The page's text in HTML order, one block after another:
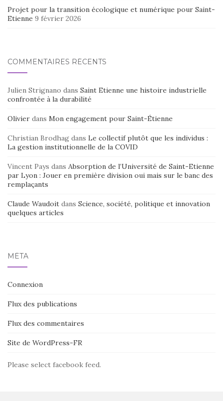
Projet pour la transition écologique et numérique pour Saint-
Etienne 9 février 2026
COMMENTAIRES RÉCENTS
Julien Strignano dans Saint Etienne une histoire industrielle
confrontée à la durabilité
Olivier dans Mon engagement pour Saint-Étienne
Christian Brodhag dans Le collectif plutôt que les individus :
La gestion institutionnelle de la COVID
Vincent Pays dans Absorption de l’Université de Saint-Etienne
par Lyon : Jouer en première division oui mais sur le banc des
remplaçants
Claude Waudoit dans Science, société, politique et innovation
quelques articles
MÉTA
Connexion
Flux des publications
Flux des commentaires
Site de WordPress-FR
Please select facebook feed.